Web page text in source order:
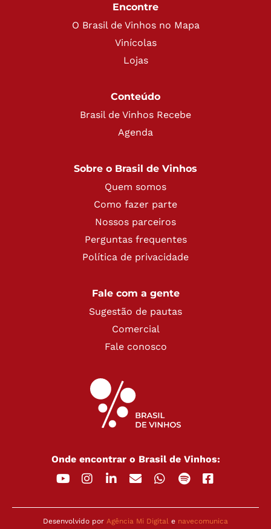
Encontre
O Brasil de Vinhos no Mapa
Vinícolas
Lojas
Conteúdo
Brasil de Vinhos Recebe
Agenda
Sobre o Brasil de Vinhos
Quem somos
Como fazer parte
Nossos parceiros
Perguntas frequentes
Política de privacidade
Fale com a gente
Sugestão de pautas
Comercial
Fale conosco
Onde encontrar o Brasil de Vinhos:
Desenvolvido por Agência Mi Digital e navecomunica